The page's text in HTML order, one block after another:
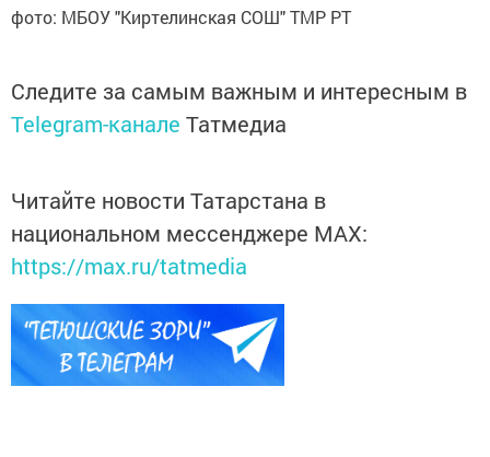
фото: МБОУ "Киртелинская СОШ" ТМР РТ
Следите за самым важным и интересным в
Telegram-канале Татмедиа
Читайте новости Татарстана в
национальном мессенджере MАХ:
https://max.ru/tatmedia